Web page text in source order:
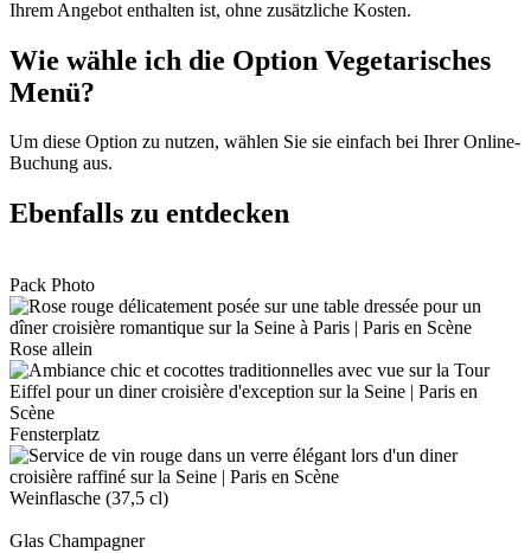
Ihrem Angebot enthalten ist, ohne zusätzliche Kosten.
Wie wähle ich die Option Vegetarisches
Menü?
Um diese Option zu nutzen, wählen Sie sie einfach bei Ihrer Online-
Buchung aus.
Ebenfalls zu entdecken
Pack Photo
Rose allein
Fensterplatz
Weinflasche (37,5 cl)
Glas Champagner